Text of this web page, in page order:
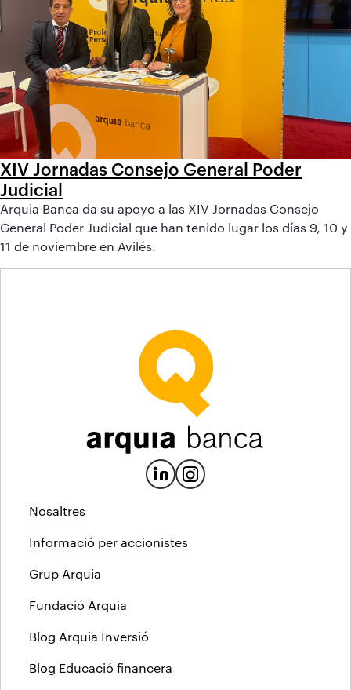
XIV Jornadas Consejo General Poder
Judicial
Arquia Banca da su apoyo a las XIV Jornadas Consejo
General Poder Judicial que han tenido lugar los días 9, 10 y
11 de noviembre en Avilés.
Nosaltres
Informació per accionistes
Grup Arquia
Fundació Arquia
Blog Arquia Inversió
Blog Educació financera